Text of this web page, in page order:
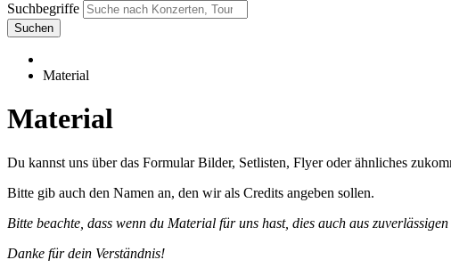
Suchbegriffe
Suchen
Material
Material
Du kannst uns über das Formular Bilder, Setlisten, Flyer oder ähnliches
Bitte gib auch den Namen an, den wir als Credits angeben sollen.
Bitte beachte, dass wenn du Material für uns hast, dies auch aus
Danke für dein Verständnis!